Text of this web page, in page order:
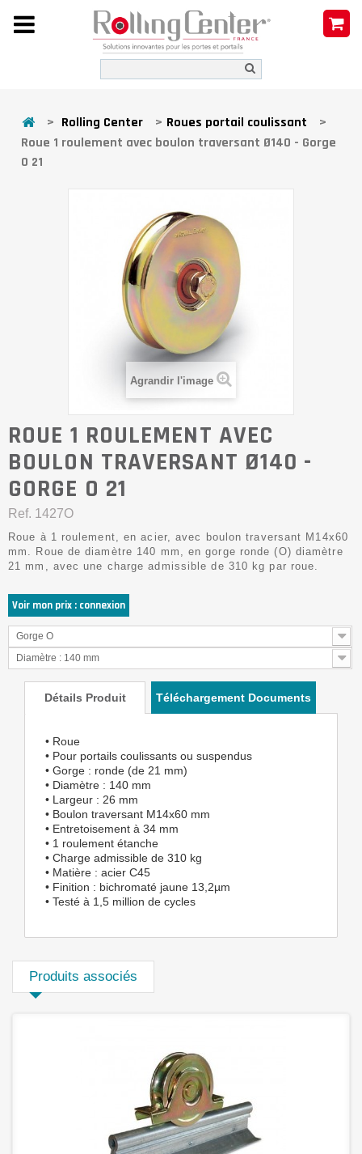
> Rolling Center > Roues portail coulissant
>
Roue 1 roulement avec boulon traversant Ø140 - Gorge
O 21
Agrandir l'image
ROUE 1 ROULEMENT AVEC
BOULON TRAVERSANT Ø140 -
GORGE O 21
Ref. 1427O
Roue à 1 roulement, en acier, avec boulon traversant M14x60
mm. Roue de diamètre 140 mm, en gorge ronde (O) diamètre
21 mm, avec une charge admissible de 310 kg par roue.
Voir mon prix : connexion
Gorge O
Diamètre : 140 mm
Détails Produit Téléchargement Documents
• Roue
• Pour portails coulissants ou suspendus
• Gorge : ronde (de 21 mm)
• Diamètre : 140 mm
• Largeur : 26 mm
• Boulon traversant M14x60 mm
• Entretoisement à 34 mm
• 1 roulement étanche
• Charge admissible de 310 kg
• Matière : acier C45
• Finition : bichromaté jaune 13,2µm
• Testé à 1,5 million de cycles
Produits associés